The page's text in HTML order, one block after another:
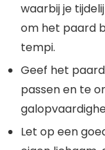
waarbij je
om het paard
tempi.
Geef het
passen en te
Let op een